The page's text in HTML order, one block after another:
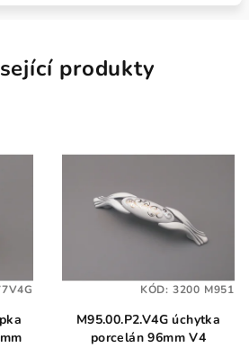
produkty
M95.00.P2.V4G úchytka
porcelán 96mm V4
KÓD: 3200 M951